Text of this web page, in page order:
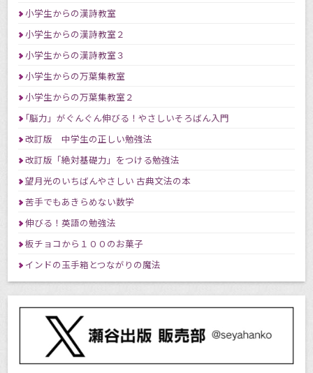
小学生からの漢詩教室
小学生からの漢詩教室２
小学生からの漢詩教室３
小学生からの万葉集教室
小学生からの万葉集教室２
｢脳力」がぐんぐん伸びる！やさしいそろばん入門
改訂版 中学生の正しい勉強法
改訂版「絶対基礎力」をつける勉強法
望月光のいちばんやさしい 古典文法の本
苦手でもあきらめない数学
伸びる！英語の勉強法
板チョコから１００のお菓子
インドの玉手箱とつながりの魔法